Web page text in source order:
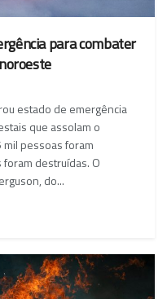
para combater
estado de emergência
que assolam o
pessoas foram
destruídas. O
do...